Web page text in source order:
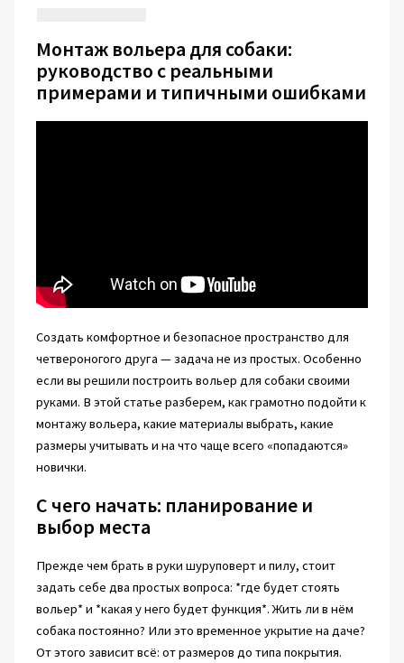
Монтаж вольера для собаки:
руководство с реальными
примерами и типичными ошибками
Создать комфортное и безопасное пространство для
четвероногого друга — задача не из простых. Особенно
если вы решили построить вольер для собаки своими
руками. В этой статье разберем, как грамотно подойти к
монтажу вольера, какие материалы выбрать, какие
размеры учитывать и на что чаще всего «попадаются»
новички.
С чего начать: планирование и
выбор места
Прежде чем брать в руки шуруповерт и пилу, стоит
задать себе два простых вопроса: *где будет стоять
вольер* и *какая у него будет функция*. Жить ли в нём
собака постоянно? Или это временное укрытие на даче?
От этого зависит всё: от размеров до типа покрытия.